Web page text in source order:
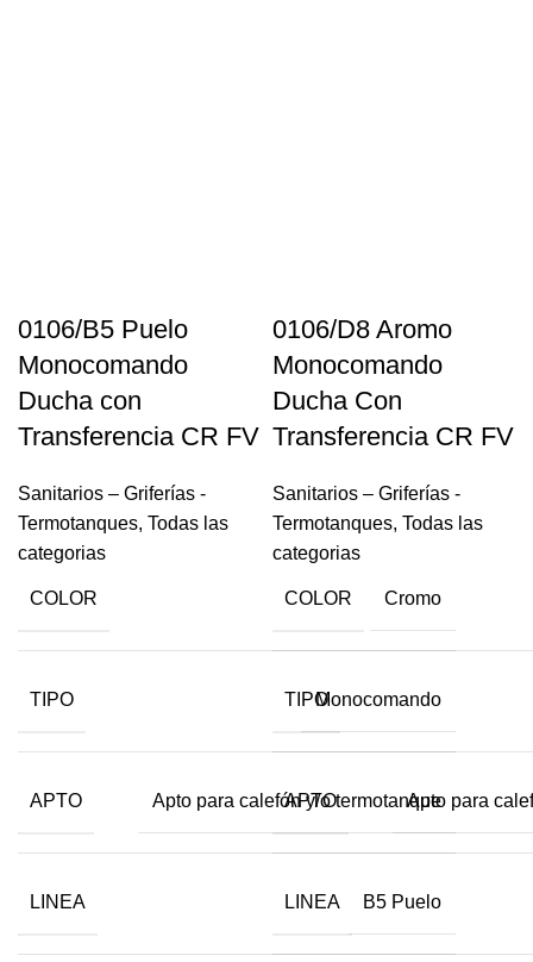
0106/B5 Puelo
Monocomando
Ducha con
Transferencia CR FV
Sanitarios – Griferías -
Termotanques, Todas las
categorias
COLOR Cromo
TIPO Monocomando
APTO Apto para calefón y/o termotanque
LINEA B5 Puelo
0106/D8 Aromo
Monocomando
Ducha Con
Transferencia CR FV
Sanitarios – Griferías -
Termotanques, Todas las
categorias
COLOR
TIPO
APTO Apto para
LINEA